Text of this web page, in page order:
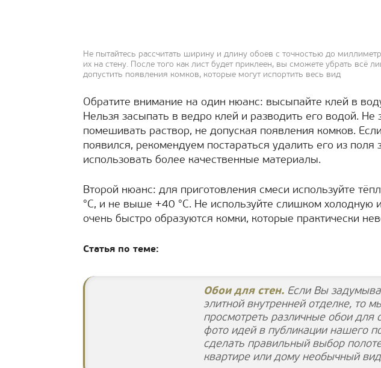
Не пытайтесь рассчитать ширину и длину обоев с точностью до
их на стену. После того как лист будет приклеен, вы сможете убрать всё
допустить появления комков, которые могут испортить весь вид
Обратите внимание на один нюанс: высыпайте клей в
Нельзя засыпать в ведро клей и разводить его водой. Не
помешивать раствор, не допуская появления комков.
появился, рекомендуем постараться удалить его из поля
использовать более качественные материалы.
Второй нюанс: для приготовления смеси используйте
°С, и не выше +40 °С. Не используйте слишком холодную
очень быстро образуются комки, которые практически
Статья по теме:
Обои для стен. Если Вы
элитной внутренней отделке, то
просмотреть различные обои для
фото идей в публикации нашего
сделать правильный выбор
квартире или дому необычный